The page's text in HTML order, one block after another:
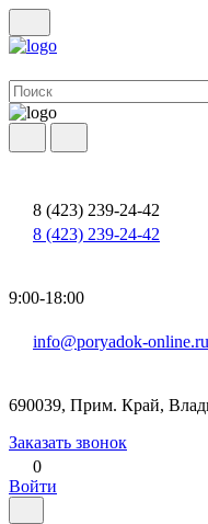
8 (423) 239-24-42
8 (423) 239-24-42
9:00-18:00
info@poryadok-online.ru
690039, Прим. Край,
Заказать звонок
0
Войти